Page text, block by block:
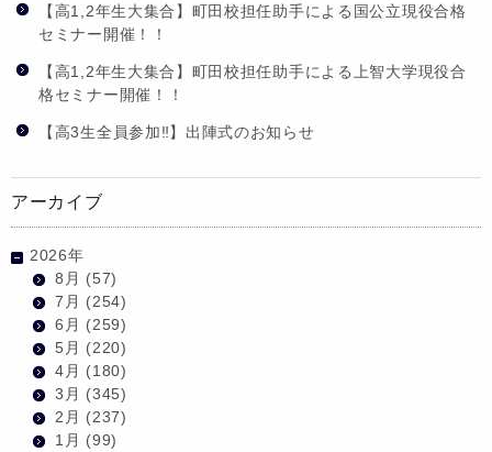
【高1,2年生大集合】町田校担任助手による国公立現役合格
セミナー開催！！
【高1,2年生大集合】町田校担任助手による上智大学現役合
格セミナー開催！！
【高3生全員参加‼】出陣式のお知らせ
アーカイブ
2026年
8月 (57)
7月 (254)
6月 (259)
5月 (220)
4月 (180)
3月 (345)
2月 (237)
1月 (99)